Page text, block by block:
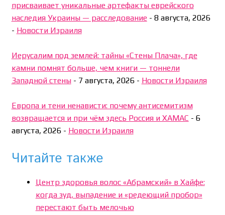
присваивает уникальные артефакты еврейского
наследия Украины — расследование- 8 августа, 2026
- Новости Израиля
Иерусалим под землей: тайны «Стены Плача», где
камни помнят больше, чем книги — тоннели
Западной стены- 7 августа, 2026- Новости Израиля
Европа и тени ненависти: почему антисемитизм
возвращается и при чём здесь Россия и ХАМАС - 6
августа, 2026- Новости Израиля
Читайте также
Центр здоровья волос «Абрaмский» в Хайфе:
когда зуд, выпадение и «редеющий пробор»
перестают быть мелочью